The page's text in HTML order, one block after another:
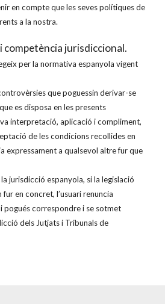
en compte que les seves polítiques de
a la nostra.
competència jurisdiccional.
per la normativa espanyola vigent
que poguessin derivar-se
es disposa en les presents
interpretació, aplicació i compliment,
de les condicions recollides en
expressament a qualsevol altre fur que
jurisdicció espanyola, si la legislació
fur en concret, l’usuari renuncia
pogués correspondre i se sotmet
dels Jutjats i Tribunals de